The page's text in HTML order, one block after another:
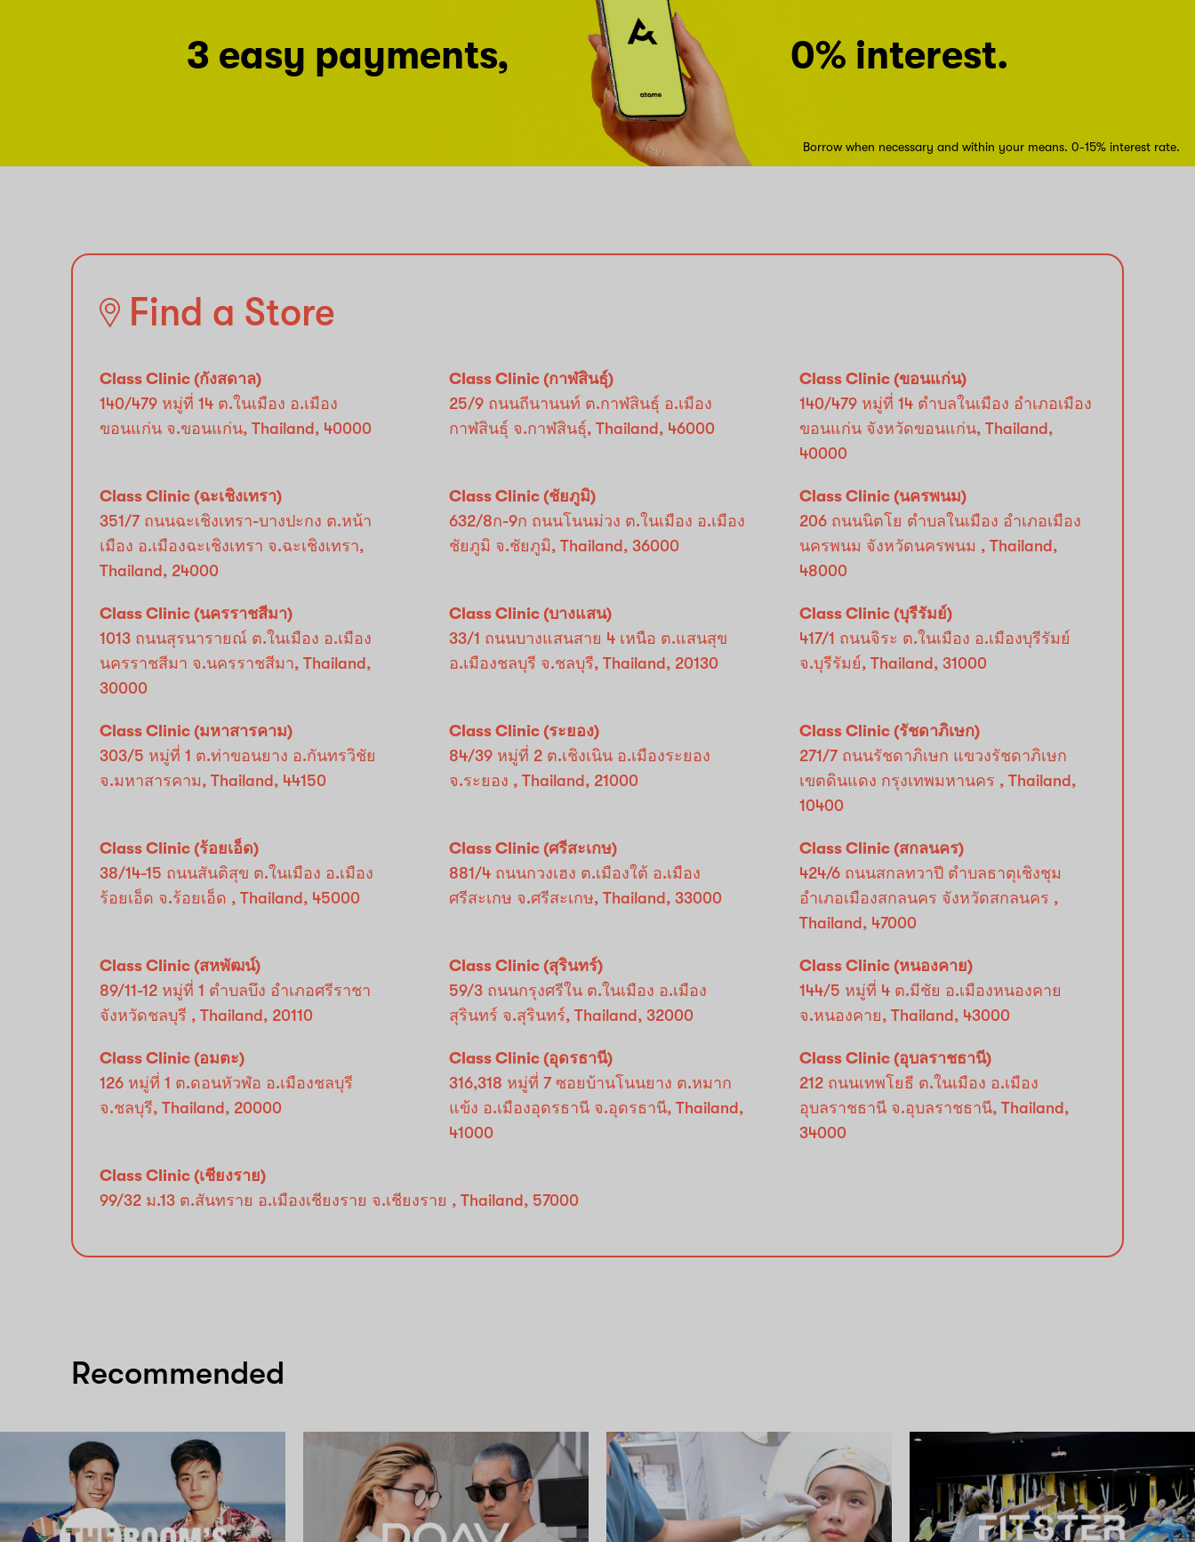
3 easy payments, 0% interest.
Borrow when necessary and within your means. 0-15% interest rate.
Find a Store
Class Clinic (กังสดาล)
140/479 หมู่ที่ 14 ต.ในเมือง อ.เมือง
ขอนแก่น จ.ขอนแก่น, Thailand, 40000
Class Clinic (กาฬสินธุ์)
25/9 ถนนถีนานนท์ ต.กาฬสินธุ์ อ.เมือง
กาฬสินธุ์ จ.กาฬสินธุ์, Thailand, 46000
Class Clinic (ขอนแก่น)
140/479 หมู่ที่ 14 ตําบลในเมือง อําเภอเมือง
ขอนแก่น จังหวัดขอนแก่น, Thailand,
40000
Class Clinic (ฉะเชิงเทรา)
351/7 ถนนฉะเชิงเทรา-บางปะกง ต.หน้า
เมือง อ.เมืองฉะเชิงเทรา จ.ฉะเชิงเทรา,
Thailand, 24000
Class Clinic (ชัยภูมิ)
632/8ก-9ก ถนนโนนม่วง ต.ในเมือง อ.เมือง
ชัยภูมิ จ.ชัยภูมิ, Thailand, 36000
Class Clinic (นครพนม)
206 ถนนนิตโย ตำบลในเมือง อำเภอเมือง
นครพนม จังหวัดนครพนม , Thailand,
48000
Class Clinic (นครราชสีมา)
1013 ถนนสุรนารายณ์ ต.ในเมือง อ.เมือง
นครราชสีมา จ.นครราชสีมา, Thailand,
30000
Class Clinic (บางแสน)
33/1 ถนนบางแสนสาย 4 เหนือ ต.แสนสุข
อ.เมืองชลบุรี จ.ชลบุรี, Thailand, 20130
Class Clinic (บุรีรัมย์)
417/1 ถนนจิระ ต.ในเมือง อ.เมืองบุรีรัมย์
จ.บุรีรัมย์, Thailand, 31000
Class Clinic (มหาสารคาม)
303/5 หมู่ที่ 1 ต.ท่าขอนยาง อ.กันทรวิชัย
จ.มหาสารคาม, Thailand, 44150
Class Clinic (ระยอง)
84/39 หมู่ที่ 2 ต.เชิงเนิน อ.เมืองระยอง
จ.ระยอง , Thailand, 21000
Class Clinic (รัชดาภิเษก)
271/7 ถนนรัชดาภิเษก แขวงรัชดาภิเษก
เขตดินแดง กรุงเทพมหานคร , Thailand,
10400
Class Clinic (ร้อยเอ็ด)
38/14-15 ถนนสันติสุข ต.ในเมือง อ.เมือง
ร้อยเอ็ด จ.ร้อยเอ็ด , Thailand, 45000
Class Clinic (ศรีสะเกษ)
881/4 ถนนกวงเฮง ต.เมืองใต้ อ.เมือง
ศรีสะเกษ จ.ศรีสะเกษ, Thailand, 33000
Class Clinic (สกลนคร)
424/6 ถนนสกลทวาปี ตำบลธาตุเชิงชุม
อำเภอเมืองสกลนคร จังหวัดสกลนคร ,
Thailand, 47000
Class Clinic (สหพัฒน์)
89/11-12 หมู่ที่ 1 ตำบลบึง อำเภอศรีราชา
จังหวัดชลบุรี , Thailand, 20110
Class Clinic (สุรินทร์)
59/3 ถนนกรุงศรีใน ต.ในเมือง อ.เมือง
สุรินทร์ จ.สุรินทร์, Thailand, 32000
Class Clinic (หนองคาย)
144/5 หมู่ที่ 4 ต.มีชัย อ.เมืองหนองคาย
จ.หนองคาย, Thailand, 43000
Class Clinic (อมตะ)
126 หมู่ที่ 1 ต.ดอนหัวฬ่อ อ.เมืองชลบุรี
จ.ชลบุรี, Thailand, 20000
Class Clinic (อุดรธานี)
316,318 หมู่ที่ 7 ซอยบ้านโนนยาง ต.หมาก
แข้ง อ.เมืองอุดรธานี จ.อุดรธานี, Thailand,
41000
Class Clinic (อุบลราชธานี)
212 ถนนเทพโยธี ต.ในเมือง อ.เมือง
อุบลราชธานี จ.อุบลราชธานี, Thailand,
34000
Class Clinic (เชียงราย)
99/32 ม.13 ต.สันทราย อ.เมืองเชียงราย จ.เชียงราย , Thailand, 57000
Recommended